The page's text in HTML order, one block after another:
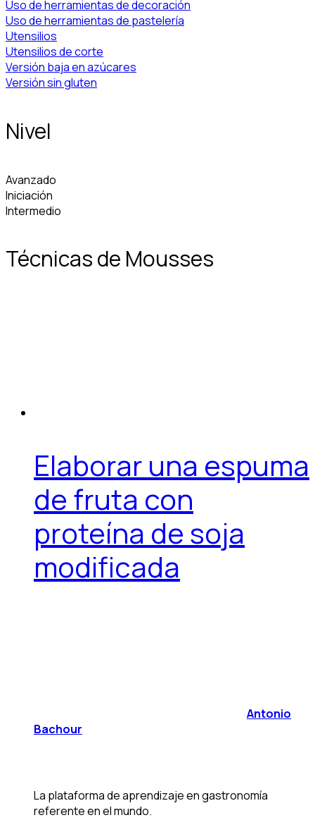
Uso de herramientas de decoración
Uso de herramientas de pastelería
Utensilios
Utensilios de corte
Versión baja en azúcares
Versión sin gluten
Nivel
Avanzado
Iniciación
Intermedio
Técnicas de Mousses
Elaborar una espuma
de fruta con
proteína de soja
modificada
Antonio
Bachour
La plataforma de aprendizaje en gastronomía
referente en el mundo.